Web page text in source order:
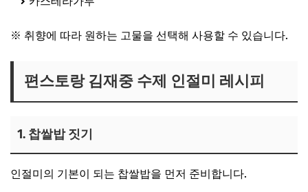
※ 취향에 따라 원하는 고물을 선택해 사용할 수 있습니다.
편스토랑 김재중 수제 인절미 레시피
1. 찹쌀밥 짓기
인절미의 기본이 되는 찹쌀밥을 먼저 준비합니다.